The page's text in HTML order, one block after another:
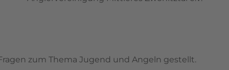
zum Thema Jugend und Angeln gestellt.